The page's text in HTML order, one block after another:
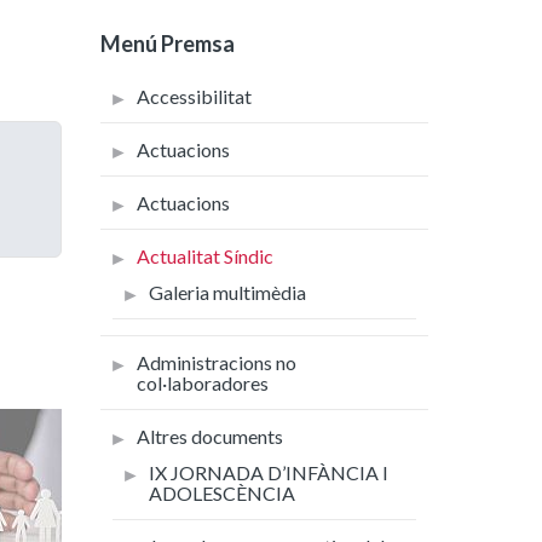
Menú Premsa
Accessibilitat
Actuacions
Actuacions
Actualitat Síndic
Galeria multimèdia
Administracions no
col·laboradores
Altres documents
IX JORNADA D’INFÀNCIA I
ADOLESCÈNCIA